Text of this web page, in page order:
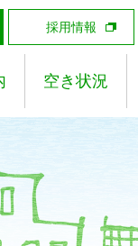
採用情報
空き状況